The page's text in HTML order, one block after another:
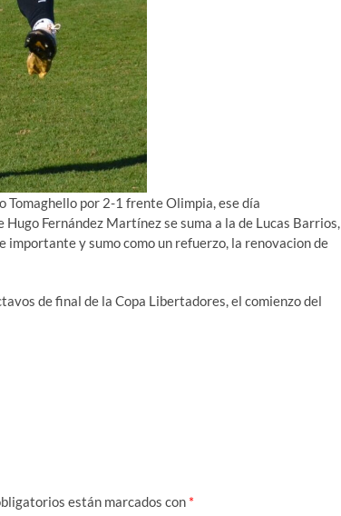
Tomaghello por 2-1 frente Olimpia, ese día
Fernández Martínez se suma a la de Lucas Barrios,
importante y sumo como un refuerzo, la renovacion de
de final de la Copa Libertadores, el comienzo del
están marcados con *